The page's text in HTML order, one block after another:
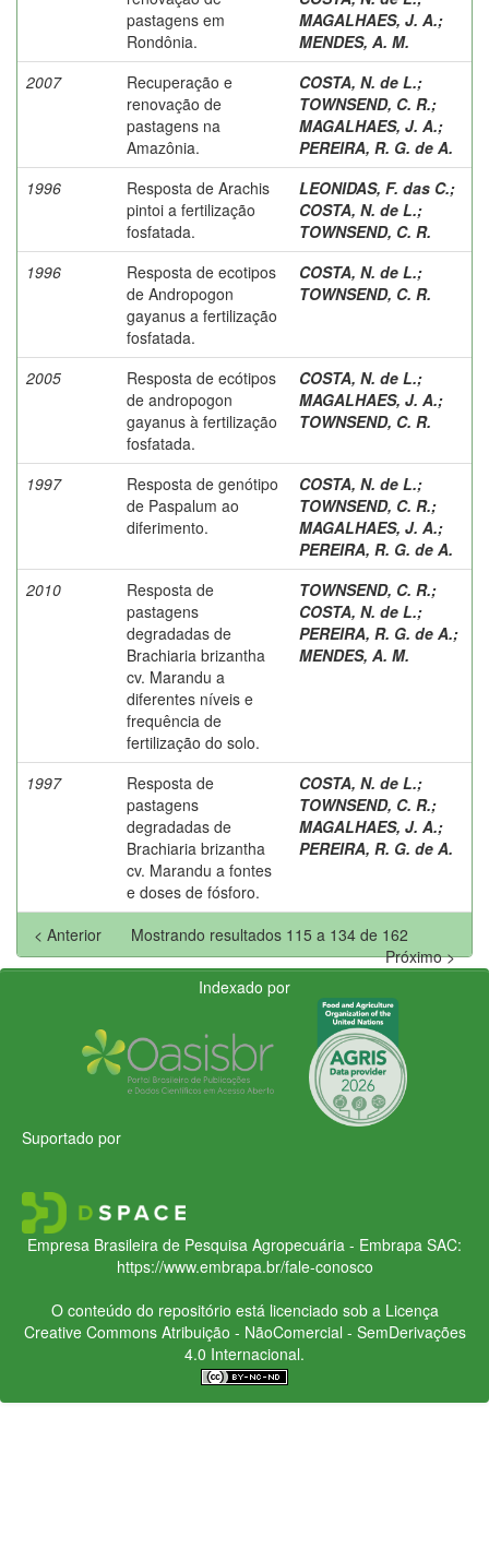
pastagens em
Rondônia.
MAGALHAES, J. A.;
MENDES, A. M.
2007
Recuperação e
renovação de
pastagens na
Amazônia.
COSTA, N. de L.;
TOWNSEND, C. R.;
MAGALHAES, J. A.;
PEREIRA, R. G. de A.
1996
Resposta de Arachis
pintoi a fertilização
fosfatada.
LEONIDAS, F. das C.;
COSTA, N. de L.;
TOWNSEND, C. R.
1996
Resposta de ecotipos
de Andropogon
gayanus a fertilização
fosfatada.
COSTA, N. de L.;
TOWNSEND, C. R.
2005
Resposta de ecótipos
de andropogon
gayanus à fertilização
fosfatada.
COSTA, N. de L.;
MAGALHAES, J. A.;
TOWNSEND, C. R.
1997
Resposta de genótipo
de Paspalum ao
diferimento.
COSTA, N. de L.;
TOWNSEND, C. R.;
MAGALHAES, J. A.;
PEREIRA, R. G. de A.
2010
Resposta de
pastagens
degradadas de
Brachiaria brizantha
cv. Marandu a
diferentes níveis e
frequência de
fertilização do solo.
TOWNSEND, C. R.;
COSTA, N. de L.;
PEREIRA, R. G. de A.;
MENDES, A. M.
1997
Resposta de
pastagens
degradadas de
Brachiaria brizantha
cv. Marandu a fontes
e doses de fósforo.
COSTA, N. de L.;
TOWNSEND, C. R.;
MAGALHAES, J. A.;
PEREIRA, R. G. de A.
Mostrando resultados 115 a 134 de 162
< Anterior
Próximo >
Indexado por
Suportado por
Empresa Brasileira de Pesquisa Agropecuária - Embrapa SAC:
https://www.embrapa.br/fale-conosco
O conteúdo do repositório está licenciado sob a Licença
Creative CommonsAtribuição - NãoComercial - SemDerivações
4.0 Internacional.